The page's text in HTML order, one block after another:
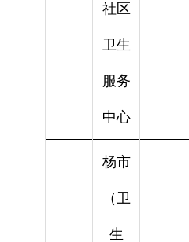
社区
卫生
服务
中心
杨市
（卫
生